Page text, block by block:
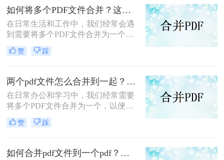
两个PDF文件呢？本文将介绍三种合
并PDF文件的方法。
如何将多个PDF文件合并？这两个高效方法帮你解决！
在日常生活和工作中，我们经常会遇
到需要将多个PDF文件合并为一个的
情况，以便于查阅、分享或存档。那
么如何将多个PDF文件合并呢？本文
赞 踩
两个pdf文件怎么合并到一起？这三种合并方法超实用！
在日常办公和学习中，我们经常需要
将多个PDF文件合并为一个，以便于
阅读、分享或存档。那么两个pdf文件
怎么合并到一起呢？本文将介绍三种
赞 踩
如何合并pdf文件到一个pdf？分享三种不同的方法来帮助您轻松合并！